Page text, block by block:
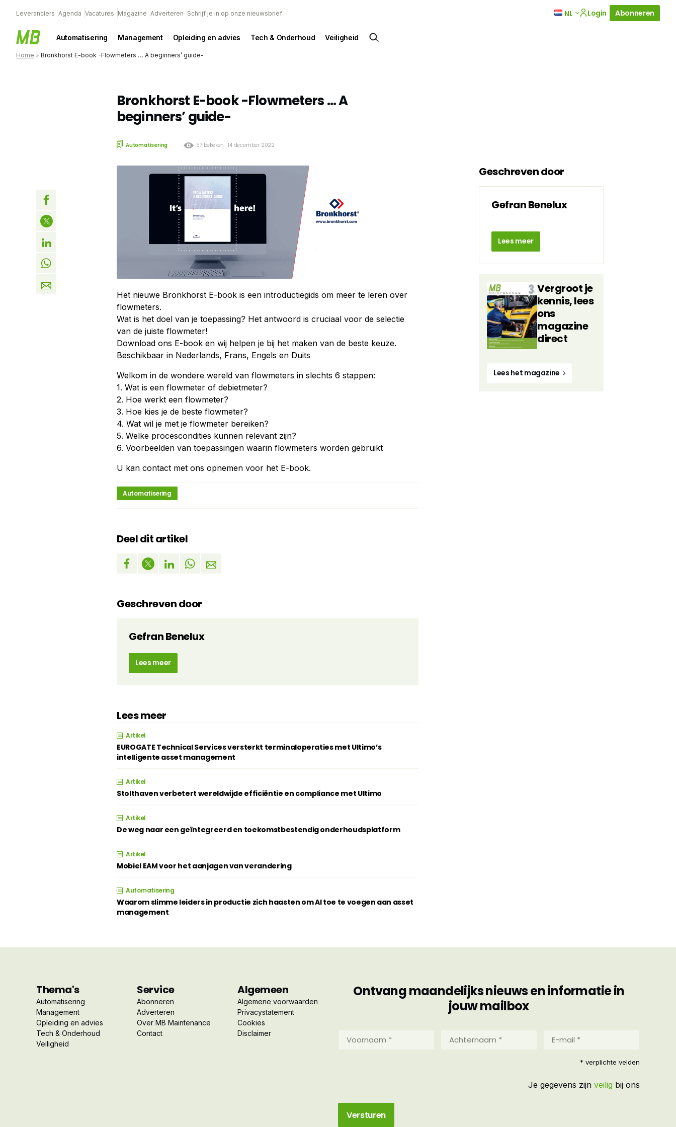
Leveranciers Agenda Vacatures Magazine Adverteren Schrijf je in op onze nieuwsbrief NL Login Abonneren
Automatisering Management Opleiding en advies Tech & Onderhoud Veiligheid
Home » Bronkhorst E-book -Flowmeters … A beginners’ guide-
Bronkhorst E-book -Flowmeters … A
beginners’ guide-
Automatisering 57 bekeken 14 december 2022
Het nieuwe Bronkhorst E-book is een introductiegids om meer te leren over
flowmeters.
Wat is het doel van je toepassing? Het antwoord is cruciaal voor de selectie
van de juiste flowmeter!
Download ons E-book en wij helpen je bij het maken van de beste keuze.
Beschikbaar in Nederlands, Frans, Engels en Duits
Welkom in de wondere wereld van flowmeters in slechts 6 stappen:
1. Wat is een flowmeter of debietmeter?
2. Hoe werkt een flowmeter?
3. Hoe kies je de beste flowmeter?
4. Wat wil je met je flowmeter bereiken?
5. Welke procescondities kunnen relevant zijn?
6. Voorbeelden van toepassingen waarin flowmeters worden gebruikt
U kan contact met ons opnemen voor het E-book.
Automatisering
Deel dit artikel
Geschreven door
Gefran Benelux
Lees meer
Lees meer
Artikel
EUROGATE Technical Services versterkt terminaloperaties met Ultimo’s
intelligente asset management
Artikel
Stolthaven verbetert wereldwijde efficiëntie en compliance met Ultimo
Artikel
De weg naar een geïntegreerd en toekomstbestendig onderhoudsplatform
Artikel
Mobiel EAM voor het aanjagen van verandering
Automatisering
Waarom slimme leiders in productie zich haasten om AI toe te voegen aan asset
management
Geschreven door
Gefran Benelux
Lees meer
Vergroot je
kennis, lees
ons
magazine
direct
Lees het magazine
Thema's
Automatisering
Management
Opleiding en advies
Tech & Onderhoud
Veiligheid
Service
Abonneren
Adverteren
Over MB Maintenance
Contact
Algemeen
Algemene voorwaarden
Privacystatement
Cookies
Disclaimer
Ontvang maandelijks nieuws en informatie in
jouw mailbox
Achternaam
mail
* verplichte velden
Je gegevens zijn veilig bij ons